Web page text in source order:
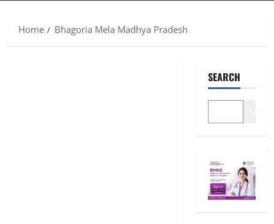
Home
Bhagoria Mela Madhya Pradesh
SEARCH